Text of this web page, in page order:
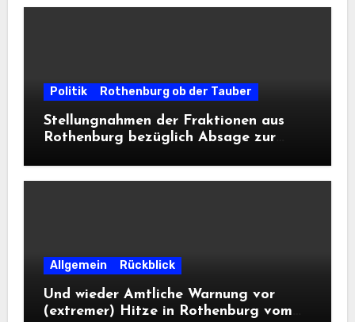
Politik Rothenburg ob der Tauber
Stellungnahmen der Fraktionen aus
Rothenburg bezüglich Absage zur
Allgemein Rückblick
Und wieder Amtliche Warnung vor
(extremer) Hitze in Rothenburg vom